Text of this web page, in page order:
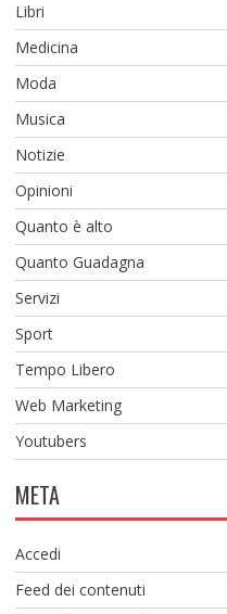
Libri
Medicina
Moda
Musica
Notizie
Opinioni
Quanto è alto
Quanto Guadagna
Servizi
Sport
Tempo Libero
Web Marketing
Youtubers
META
Accedi
Feed dei contenuti